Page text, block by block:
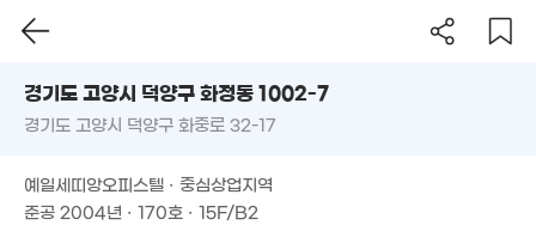
월 135만
7,600만
44m²
145.6억
'21. 01
필터 매물 탐색
경기도 고양시 덕양구 화정동 1002-7
준공 2004년 · 170호 · 15F/B2
경기도 고양시 덕양구 화정동 1002-7
경기도 고양시 덕양구 화중로 32-17
예일세띠앙오피스텔 · 중심상업지역
준공 2004년 · 170호 · 15F/B2